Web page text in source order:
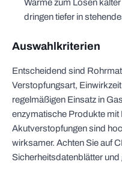
Wärme zum Lösen
dringen tiefer in
Auswahlkriterien
Entscheidend sind
Verstopfungsart,
regelmäßigen Einsatz in
enzymatische Produkte
Akutverstopfungen sind
wirksamer. Achten Sie auf
Sicherheitsdatenblätter und